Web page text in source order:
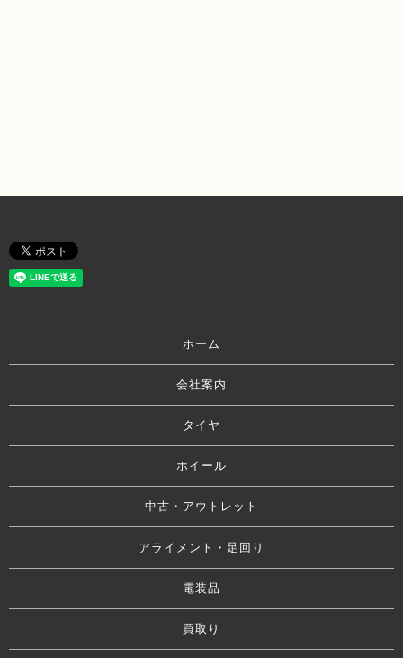
ホーム
会社案内
タイヤ
ホイール
中古・アウトレット
アライメント・足回り
電装品
買取り